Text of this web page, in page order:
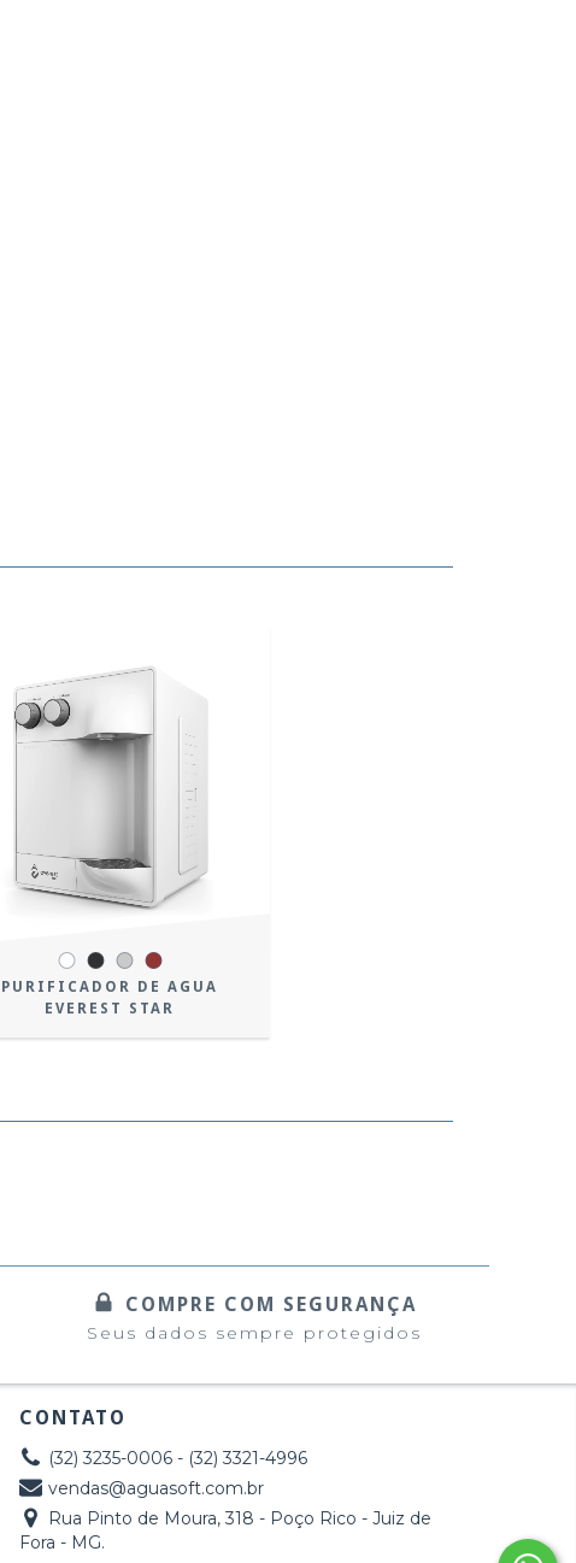
PURIFICADOR DE AGUA
EVEREST STAR
COMPRE COM SEGURANÇA
Seus dados sempre protegidos
CONTATO
(32) 3235-0006 - (32) 3321-4996
vendas@aguasoft.com.br
Rua Pinto de Moura, 318 - Poço Rico - Juiz de
Fora - MG.